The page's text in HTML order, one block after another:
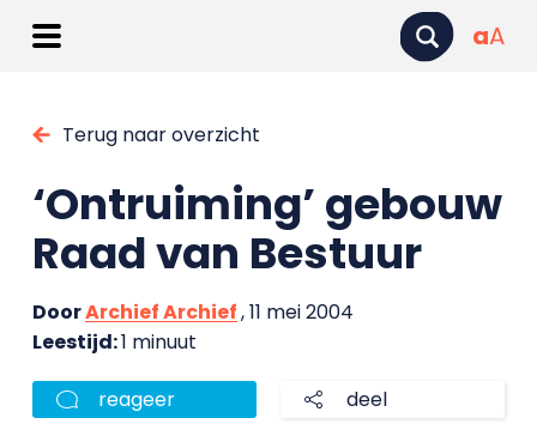
aA
Terug naar overzicht
‘Ontruiming’ gebouw
Raad van Bestuur
DoorArchief Archief, 11 mei 2004
Leestijd:1 minuut
reageer deel